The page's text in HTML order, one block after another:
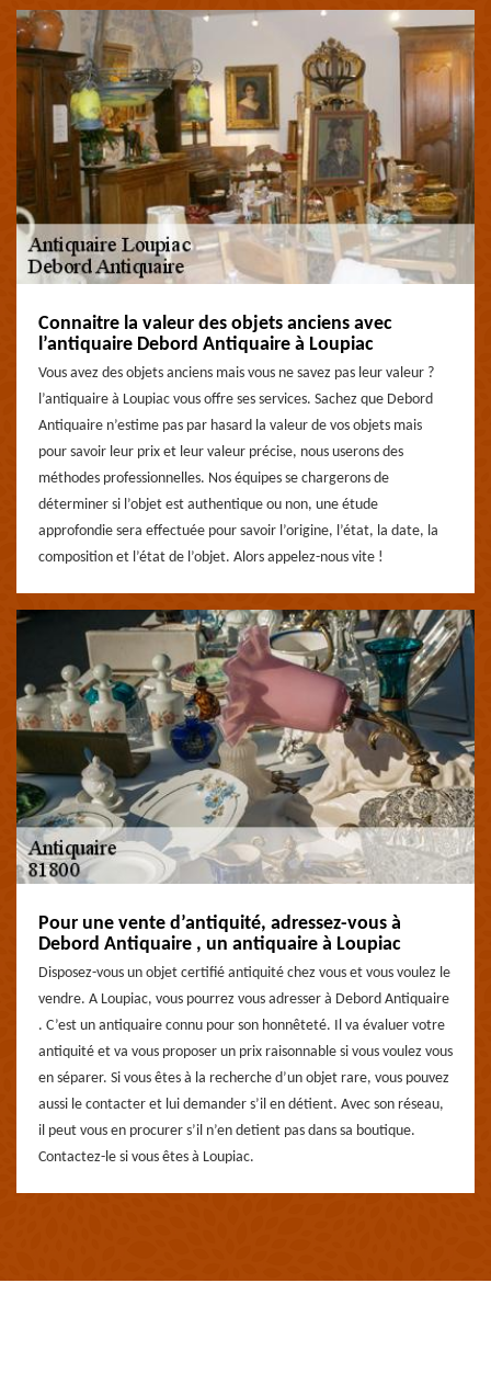
Connaitre la valeur des objets anciens avec
l’antiquaire Debord Antiquaire à Loupiac
Vous avez des objets anciens mais vous ne savez pas leur valeur ?
l’antiquaire à Loupiac vous offre ses services. Sachez que Debord
Antiquaire n’estime pas par hasard la valeur de vos objets mais
pour savoir leur prix et leur valeur précise, nous userons des
méthodes professionnelles. Nos équipes se chargerons de
déterminer si l’objet est authentique ou non, une étude
approfondie sera effectuée pour savoir l’origine, l’état, la date, la
composition et l’état de l’objet. Alors appelez-nous vite !
Pour une vente d’antiquité, adressez-vous à
Debord Antiquaire , un antiquaire à Loupiac
Disposez-vous un objet certifié antiquité chez vous et vous voulez le
vendre. A Loupiac, vous pourrez vous adresser à Debord Antiquaire
. C’est un antiquaire connu pour son honnêteté. Il va évaluer votre
antiquité et va vous proposer un prix raisonnable si vous voulez vous
en séparer. Si vous êtes à la recherche d’un objet rare, vous pouvez
aussi le contacter et lui demander s’il en détient. Avec son réseau,
il peut vous en procurer s’il n’en detient pas dans sa boutique.
Contactez-le si vous êtes à Loupiac.